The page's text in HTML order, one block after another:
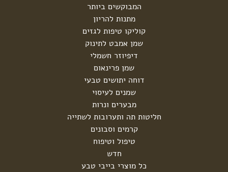
המבוקשים ביותר
מתנות להריון
קוליקו טיפות לגזים
שמן אמבט לתינוק
דיפיוזר חשמלי
שמן פרינאום
דוחה יתושים טבעי
שמנים לעיסוי
מבערים ונרות
חליטות תה ותערובות לשתייה
קרמים וסבונים
טיפול וטיפוח
חדש
כל מוצרי בייבי טבע